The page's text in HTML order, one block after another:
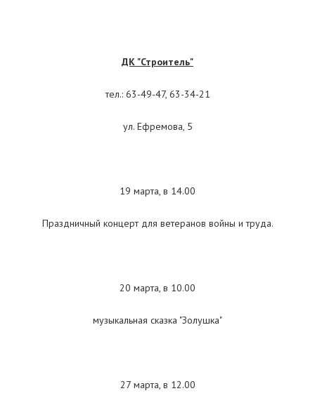
ДК "Строитель"
тел.: 63-49-47, 63-34-21
ул. Ефремова, 5
19 марта, в 14.00
Праздничный концерт для ветеранов войны и труда.
20 марта, в 10.00
музыкальная сказка "Золушка"
27 марта, в 12.00